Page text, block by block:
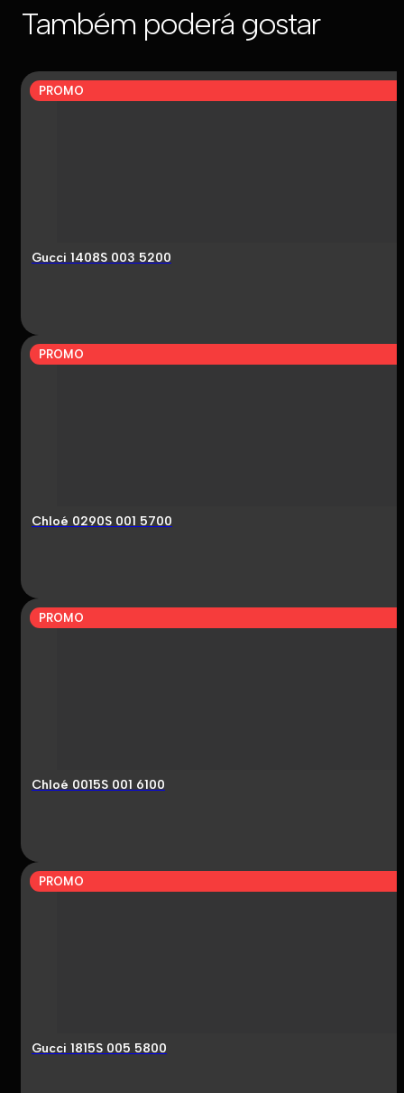
Também poderá gostar
PROMO
Gucci 1408S 003 5200
PROMO
Chloé 0290S 001 5700
PROMO
Chloé 0015S 001 6100
PROMO
Gucci 1815S 005 5800